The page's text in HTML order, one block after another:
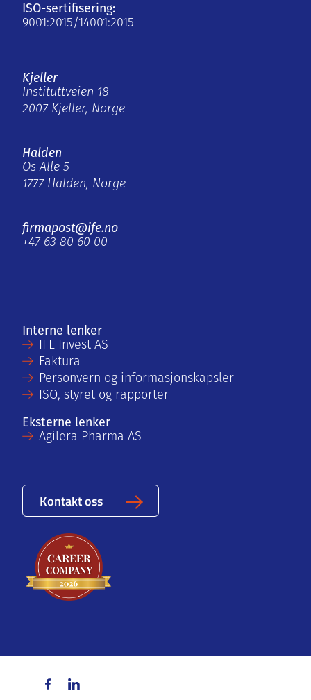
ISO-sertifisering:
9001:2015/14001:2015
Kjeller
Instituttveien 18
2007 Kjeller, Norge
Halden
Os Alle 5
1777 Halden, Norge
firmapost@ife.no
+47 63 80 60 00
Interne lenker
IFE Invest AS
Faktura
Personvern og informasjonskapsler
ISO, styret og rapporter
Eksterne lenker
Agilera Pharma AS
Kontakt oss